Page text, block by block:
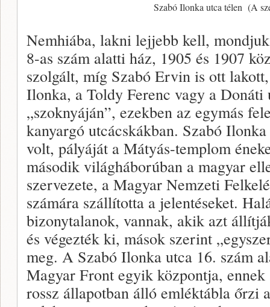
Szabó Ilonka utca télen (A
Nemhiába, lakni lejjebb kell,
8-as szám alatti ház, 1905 és 1907
szolgált, míg Szabó Ervin is ott
Ilonka, a Toldy Ferenc vagy a Donáti
„szoknyáján”, ezekben az egymás
kanyargó utcácskákban. Szabó
volt, pályáját a Mátyás-templom
második világháborúban a magyar
szervezete, a Magyar Nemzeti
számára szállította a jelentéseket.
bizonytalanok, vannak, akik azt
és végezték ki, mások szerint
meg. A Szabó Ilonka utca 16. szám
Magyar Front egyik központja, ennek
rossz állapotban álló emléktábla őrzi